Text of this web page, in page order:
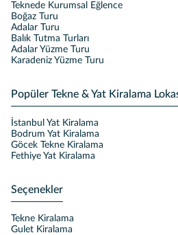
Teknede Kurumsal Eğlence
Boğaz Turu
Adalar Turu
Balık Tutma Turları
Adalar Yüzme Turu
Karadeniz Yüzme Turu
Popüler Tekne & Yat Kiralama
İstanbul Yat Kiralama
Bodrum Yat Kiralama
Göcek Tekne Kiralama
Fethiye Yat Kiralama
Seçenekler
Tekne Kiralama
Gulet Kiralama